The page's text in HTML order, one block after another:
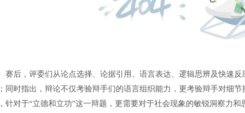
赛后，评委们从论点选择、论据引用、语言表达、逻辑思辨及快速
同时指出，辩论不仅考验辩手们的语言组织能力，更考验辩手对细
针对于“立德和立功”这一辩题，更需要对于社会现象的敏锐洞察力和